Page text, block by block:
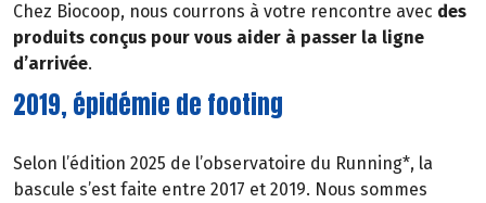
Chez Biocoop, nous courrons à votre rencontre avec des
produits conçus pour vous aider à passer la ligne
d’arrivée.
2019, épidémie de footing
Selon l’édition 2025 de l’observatoire du Running*, la
bascule s’est faite entre 2017 et 2019. Nous sommes